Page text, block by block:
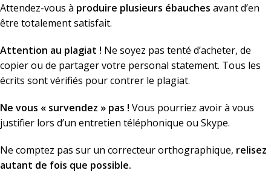
Attendez-vous à produire plusieurs ébauches avant d’en
être totalement satisfait.
Attention au plagiat ! Ne soyez pas tenté d’acheter, de
copier ou de partager votre personal statement. Tous les
écrits sont vérifiés pour contrer le plagiat.
Ne vous « survendez » pas ! Vous pourriez avoir à vous
justifier lors d’un entretien téléphonique ou Skype.
Ne comptez pas sur un correcteur orthographique, relisez
autant de fois que possible.